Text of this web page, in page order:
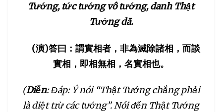
Tướng, tức tướng vô tướng, danh Thật
Tướng dã.
(演)答曰：謂實相者，非為滅除諸相，而談
實相，即相無相，名實相也。
(Diễn: Đáp: Ý nói “Thật Tướng chẳng phải
là diệt trừ các tướng”. Nói đến Thật Tướng